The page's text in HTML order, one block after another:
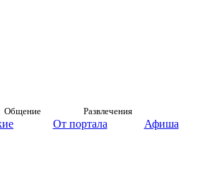
Общение Развлечения
От портала Афиша